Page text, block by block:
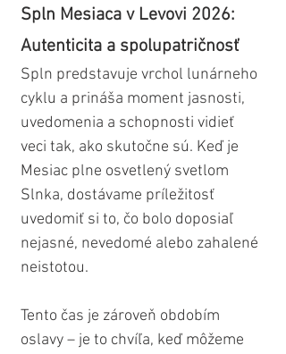
Spln Mesiaca v Levovi 2026:
Autenticita a spolupatričnosť
Spln predstavuje vrchol lunárneho
cyklu a prináša moment jasnosti,
uvedomenia a schopnosti vidieť
veci tak, ako skutočne sú. Keď je
Mesiac plne osvetlený svetlom
Slnka, dostávame príležitosť
uvedomiť si to, čo bolo doposiaľ
nejasné, nevedomé alebo zahalené
neistotou.
Tento čas je zároveň obdobím
oslavy – je to chvíľa, keď môžeme